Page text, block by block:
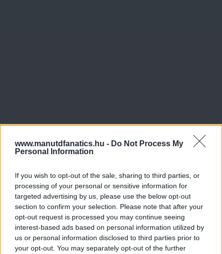
www.manutdfanatics.hu - Do Not Process My
Personal Information
If you wish to opt-out of the sale, sharing to third parties, or
processing of your personal or sensitive information for
targeted advertising by us, please use the below opt-out
section to confirm your selection. Please note that after your
opt-out request is processed you may continue seeing
interest-based ads based on personal information utilized by
us or personal information disclosed to third parties prior to
your opt-out. You may separately opt-out of the further